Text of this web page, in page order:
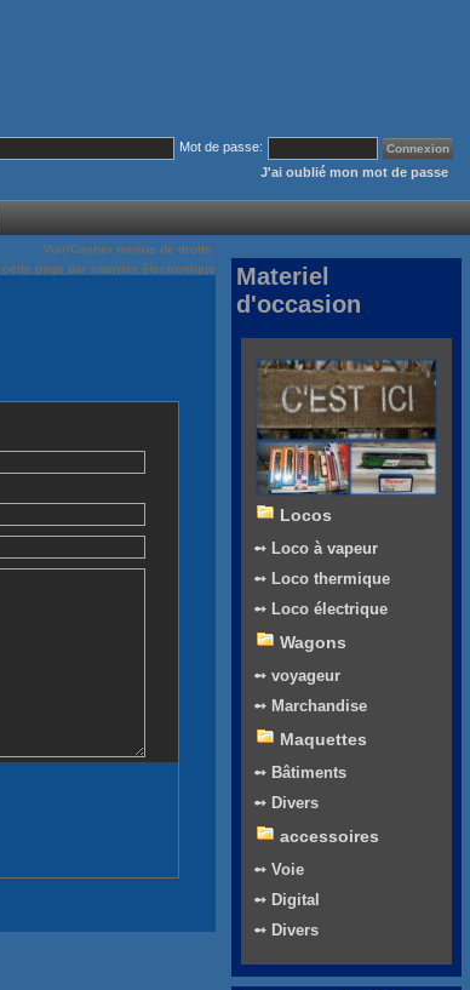
Mot de passe:
J'ai oublié mon mot de passe
Voir/Cacher menus de droite
cette page par courrier électronique
Materiel
d'occasion
Locos
➻ Loco à vapeur
➻ Loco thermique
➻ Loco électrique
Wagons
➻ voyageur
➻ Marchandise
Maquettes
➻ Bâtiments
➻ Divers
accessoires
➻ Voie
➻ Digital
➻ Divers